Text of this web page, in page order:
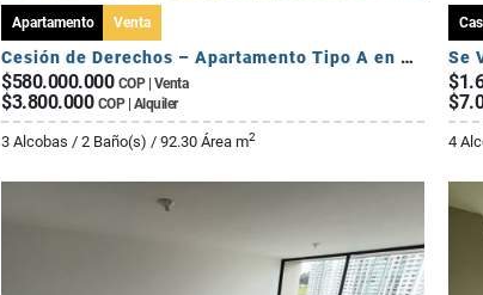
Apartamento Venta
Cesión de Derechos – Apartamento Tipo A en Seroa | Avenida Centenario
$580.000.000 COP | Venta
$3.800.000 COP | Alquiler
3 Alcobas / 2 Baño(s) / 92.30 Área m2 4